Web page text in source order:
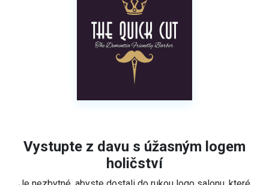
Vystupte z davu s úžasným logem
holičství